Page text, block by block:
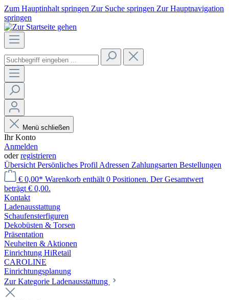
Zum Hauptinhalt springen Zur Suche springen Zur Hauptnavigation
springen
Menü schließen
Ihr Konto
Anmelden
oderregistrieren
Übersicht Persönliches Profil Adressen Zahlungsarten Bestellungen
€ 0,00* Warenkorb enthält 0 Positionen. Der Gesamtwert
beträgt € 0,00.
Kontakt
Laden­ausstattung
Schaufenster­figuren
Dekobüsten & Torsen
Präsentation
Neuheiten & Aktionen
Einrichtung HiRetail
CAROLINE
Einrichtungsplanung
Zur Kategorie Laden­ausstattung